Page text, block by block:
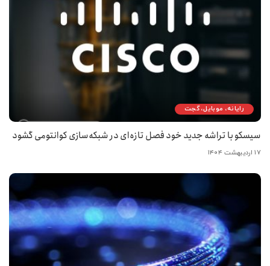
رایانه، موبایل، گجت
سیسکو با تراشه جدید خود فصل تازه‌ای در شبکه‌سازی کوانتومی گشود
۱۷ اردیبهشت ۱۴۰۴